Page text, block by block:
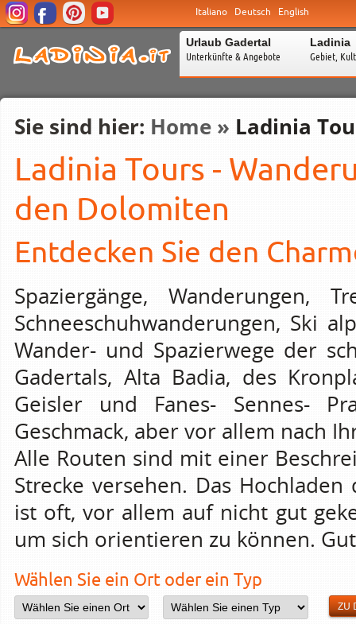
Italiano Deutsch English
Urlaub Gadertal
Unterkünfte & Angebote
Ladinia
Gebiet,
Sie sind hier: Home » Ladinia
Ladinia Tours -
den Dolomiten
Entdecken Sie den
Spaziergänge, Wanderungen,
Schneeschuhwanderungen, Ski
Wander- und Spazierwege der
Gadertals, Alta Badia, des
Geisler und Fanes- Sennes-
Geschmack, aber vor allem nach
Alle Routen sind mit einer
Strecke versehen. Das
ist oft, vor allem auf nicht gut
um sich orientieren zu können.
Wählen Sie ein Ort oder ein Typ
ZU